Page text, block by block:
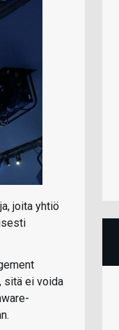
joita yhtiö
sitä ei voida